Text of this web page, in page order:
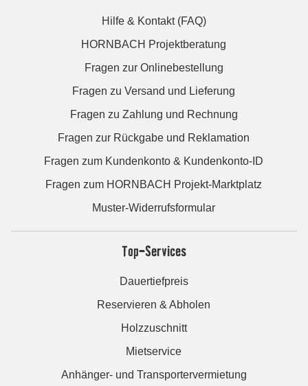
Hilfe & Kontakt (FAQ)
HORNBACH Projektberatung
Fragen zur Onlinebestellung
Fragen zu Versand und Lieferung
Fragen zu Zahlung und Rechnung
Fragen zur Rückgabe und Reklamation
Fragen zum Kundenkonto & Kundenkonto-ID
Fragen zum HORNBACH Projekt-Marktplatz
Muster-Widerrufsformular
Top-Services
Dauertiefpreis
Reservieren & Abholen
Holzzuschnitt
Mietservice
Anhänger- und Transportervermietung